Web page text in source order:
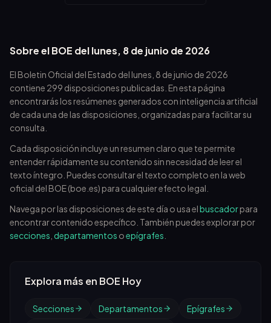
Sobre el BOE dellunes, 8 de junio de 2026
El Boletin Oficial del Estado del lunes, 8 de junio de 2026
contiene 299 disposiciones publicadas. En esta página
encontrarás los resúmenes generados con inteligencia artificial
de cada una de las disposiciones, organizadas para facilitar su
consulta.
Cada disposición incluye un resumen claro que te permite
entender rápidamente su contenido sin necesidad de leer el
texto íntegro. Puedes consultar el texto completo en la web
oficial del BOE (boe.es) para cualquier efecto legal.
Navega por las disposiciones de este día o usa elbuscadorpara
encontrar contenido específico. También puedes explorar por
secciones departamentos oepígrafes
Explora más en BOE Hoy
Secciones Departamentos
Epígrafes